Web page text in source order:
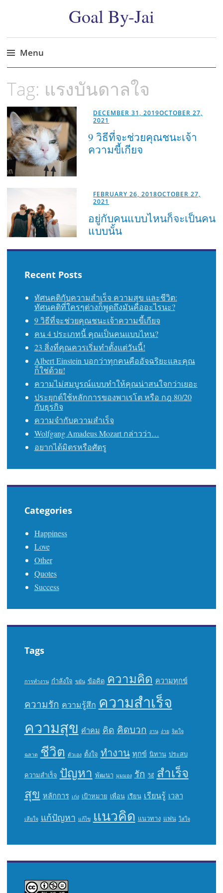
Goal By-Jai
Menu
content
Tag: แรงบันดาลใจ
DECEMBER 31, 2019OCTOBER 27,
2021
9 วิธีที่จะช่วยคุณชนะเจ้า
ความขี้เกียจ
FEBRUARY 26, 2018OCTOBER 27,
2021
อยู่กับคนแบบไหนก็จะเป็นคน
แบบนั้น
Recent Posts
ทัศนคติกับความสำเร็จ ความสุข และชีวิต:
ทัศนคติที่ใครๆต่างก็พูดถึงมันคืออะไรนะ?
9 วิธีที่จะช่วยคุณชนะเจ้าความขี้เกียจ
คน 4 ประเภทนี้ คุณเป็นคนแบบไหน?
23 สิ่งที่คุณควรเริ่มทำตั้งแต่วันนี้!
Albert Einstein บอกว่าทุกคนคืออัจฉริยะและคุณ
ก็ใช่ด้วย!
ความไม่สมบูรณ์แบบทำให้คุณน่าสนใจกว่าเยอะ
ประยุกต์ใช้หลักการของพาเรโต หรือ กฎ 80/20
กับธุรกิจ
ความจำกับความสำเร็จ
Wolfgang Amadeus Mozart กล่าวว่า…
อยากได้มิตรหรือศัตรู
Categories
Happiness
Love
Other
Quotes
Success
Tags
การทำงาน กำลังใจ ขยัน ข้อคิด ความคิด ความทุกข์
ความรัก ความรู้สึก ความสำเร็จ
ความสุข คำคม คิด คิดบวก งาน ง่าย จิตใจ
ฉลาด ชีวิต ตัวเอง ตั้งใจ ทำงาน ทุกข์ นิทาน ประสบ
ความสำเร็จ ปัญหา พัฒนา มุมมอง รัก วิธี สำเร็จ
สุข หลักการ เก่ง เป้าหมาย เพื่อน เรียน เรียนรู้ เวลา
เสียใจ แก้ปัญหา แก้ไข แนวคิด แนวทาง แฟน ใส่ใจ